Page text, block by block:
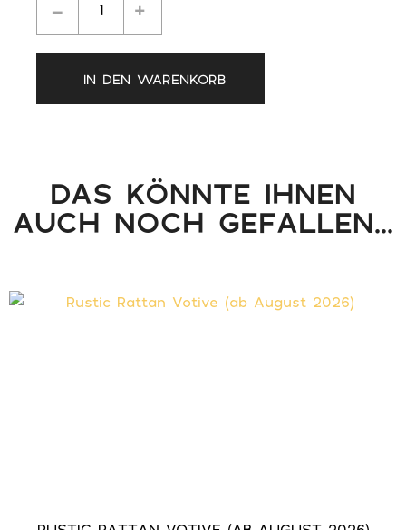
IN DEN WARENKORB
DAS KÖNNTE IHNEN
AUCH NOCH GEFALLEN...